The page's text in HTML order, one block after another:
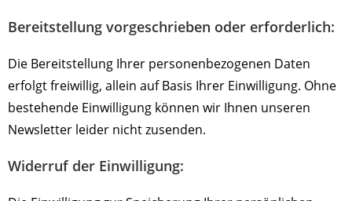
Bereitstellung vorgeschrieben oder erforderlich:
Die Bereitstellung Ihrer personenbezogenen Daten
erfolgt freiwillig, allein auf Basis Ihrer Einwilligung. Ohne
bestehende Einwilligung können wir Ihnen unseren
Newsletter leider nicht zusenden.
Widerruf der Einwilligung: